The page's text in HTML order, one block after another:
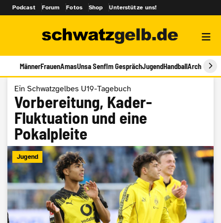
Podcast Forum Fotos Shop Unterstütze uns!
MännerFrauenAmasUnsa SenfIm GesprächJugendHandballArchiv
Ein Schwatzgelbes U19-Tagebuch
Vorbereitung, Kader-
Fluktuation und eine
Pokalpleite
Jugend